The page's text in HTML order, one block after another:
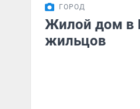
ГОРОД
Жилой дом в
жильцов